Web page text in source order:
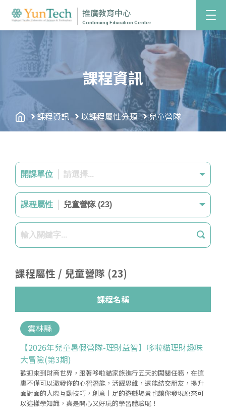
推廣教育中心
Continuing Education Center
課程資訊
課程資訊 以課程屬性分類 兒童營隊
開課單位 請選擇...
課程屬性 兒童營隊 (23)
課程屬性 / 兒童營隊 (23)
課程名稱
雲林縣
【2026年兒童暑假營隊-理財益智】哆啦貓理財趣味
大冒險(第3期)
歡迎來到財商世界，跟著哆啦貓家族進行五天的闖關任務，在這
裏不僅可以激發你的心智潛能，活躍思維，還能結交朋友，提升
面對面的人際互動技巧，創意十足的遊戲場景也讓你發現原來可
以這樣學知識，真是開心又好玩的學習體驗呢！